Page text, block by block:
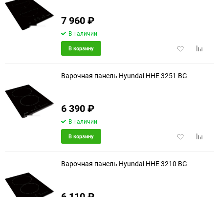
150
7 960₽
В наличии
Добавить
В корзину
Варочная панель Hyundai HHE 3251 BG
6 390₽
В наличии
Добавить
В корзину
Варочная панель Hyundai HHE 3210 BG